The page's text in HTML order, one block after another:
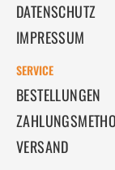
DATENSCHUTZ
IMPRESSUM
SERVICE
BESTELLUNGEN
VERSAND